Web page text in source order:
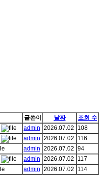
글쓴이 날짜
조회 수
admin 2026.07.02
108
admin 2026.07.02
116
admin 2026.07.02 94
admin 2026.07.02
117
admin 2026.07.02
114